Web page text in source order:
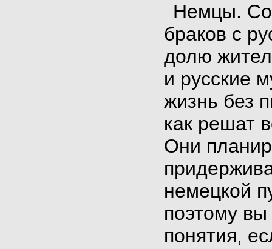
Немцы.
браков с
долю
и русские
жизнь без
как решат
Они
немецкой
поэтому
понятия,